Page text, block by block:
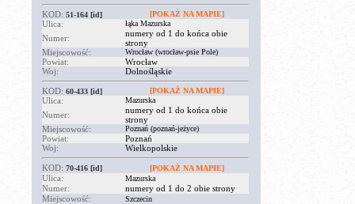
KOD: 51-164 [id] [POKAŻ NA MAPIE]
Ulica: łąka Mazurska
Numer:
numery od 1 do końca obie
strony
Miejscowość:
Wrocław (wrocław-psie Pole)
Powiat:
Wrocław
Woj:
Dolnośląskie
KOD: 60-433 [id] [POKAŻ NA MAPIE]
Ulica: Mazurska
Numer:
numery od 1 do końca obie
strony
Miejscowość:
Poznań (poznań-jeżyce)
Powiat:
Poznań
Woj:
Wielkopolskie
KOD: 70-416 [id] [POKAŻ NA MAPIE]
Ulica: Mazurska
Numer:
numery od 1 do 2 obie strony
Miejscowość:
Szczecin